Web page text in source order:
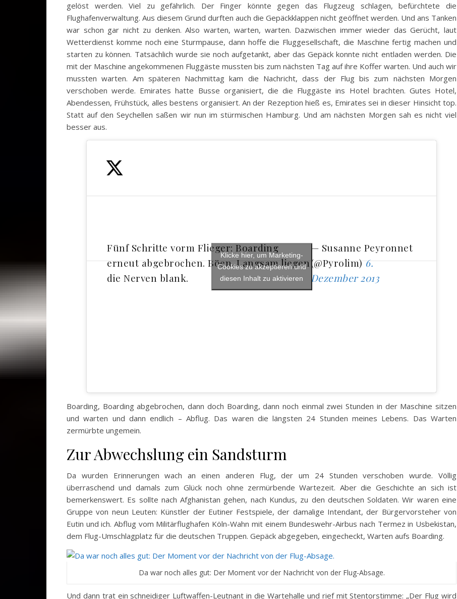
gelöst werden. Viel zu gefährlich. Der Finger könnte gegen das Flugzeug schlagen, befürchtete die
Flughafenverwaltung. Aus diesem Grund durften auch die Gepäckklappen nicht geöffnet werden. Und ans Tanken
war schon gar nicht zu denken. Also warten, warten, warten. Dazwischen immer wieder das Gerücht, laut
Wetterdienst komme noch eine Sturmpause, dann hoffe die Fluggesellschaft, die Maschine fertig machen und
starten zu können. Tatsächlich wurde sie noch aufgetankt, aber das Gepäck konnte nicht entladen werden. Die
mit der Maschine angekommenen Fluggäste mussten bis zum nächsten Tag auf ihre Koffer warten. Und auch wir
mussten warten. Am späteren Nachmittag kam die Nachricht, dass der Flug bis zum nächsten Morgen
verschoben werde. Emirates hatte Busse organisiert, die die Fluggäste ins Hotel brachten. Gutes Hotel,
Abendessen, Frühstück, alles bestens organisiert. An der Rezeption hieß es, Emirates sei in dieser Hinsicht top.
Statt auf den Seychellen saßen wir nun im stürmischen Hamburg. Und am nächsten Morgen sah es nicht viel
besser aus.
Fünf Schritte vorm Flieger: Boarding
erneut abgebrochen. Böen. Langsam liegen
die Nerven blank.
— Susanne Peyronnet
(@Pyrolim) 6.
Dezember 2013
Klicke hier, um Marketing-
Cookies zu akzeptieren und
diesen Inhalt zu aktivieren
Boarding, Boarding abgebrochen, dann doch Boarding, dann noch einmal zwei Stunden in der Maschine sitzen
und warten und dann endlich – Abflug. Das waren die längsten 24 Stunden meines Lebens. Das Warten
zermürbte ungemein.
Zur Abwechslung ein Sandsturm
Da wurden Erinnerungen wach an einen anderen Flug, der um 24 Stunden verschoben wurde. Völlig
überraschend und damals zum Glück noch ohne zermürbende Wartezeit. Aber die Geschichte an sich ist
bemerkenswert. Es sollte nach Afghanistan gehen, nach Kundus, zu den deutschen Soldaten. Wir waren eine
Gruppe von neun Leuten: Künstler der Eutiner Festspiele, der damalige Intendant, der Bürgervorsteher von
Eutin und ich. Abflug vom Militärflughafen Köln-Wahn mit einem Bundeswehr-Airbus nach Termez in Usbekistan,
dem Flug-Umschlagplatz für die deutschen Truppen. Gepäck abgegeben, eingecheckt, Warten aufs Boarding.
Da war noch alles gut: Der Moment vor der Nachricht von der Flug-Absage.
Und dann trat ein schneidiger Luftwaffen-Leutnant in die Wartehalle und rief mit Stentorstimme: „Der Flug wird